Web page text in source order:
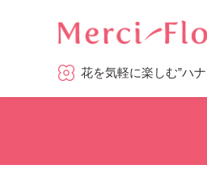
花を気軽に楽しむ”ハ